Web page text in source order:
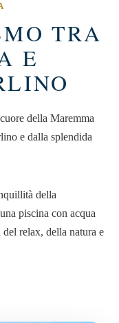
TRA
E
della Maremma
e dalla splendida
della
piscina con acqua
del relax, della natura e